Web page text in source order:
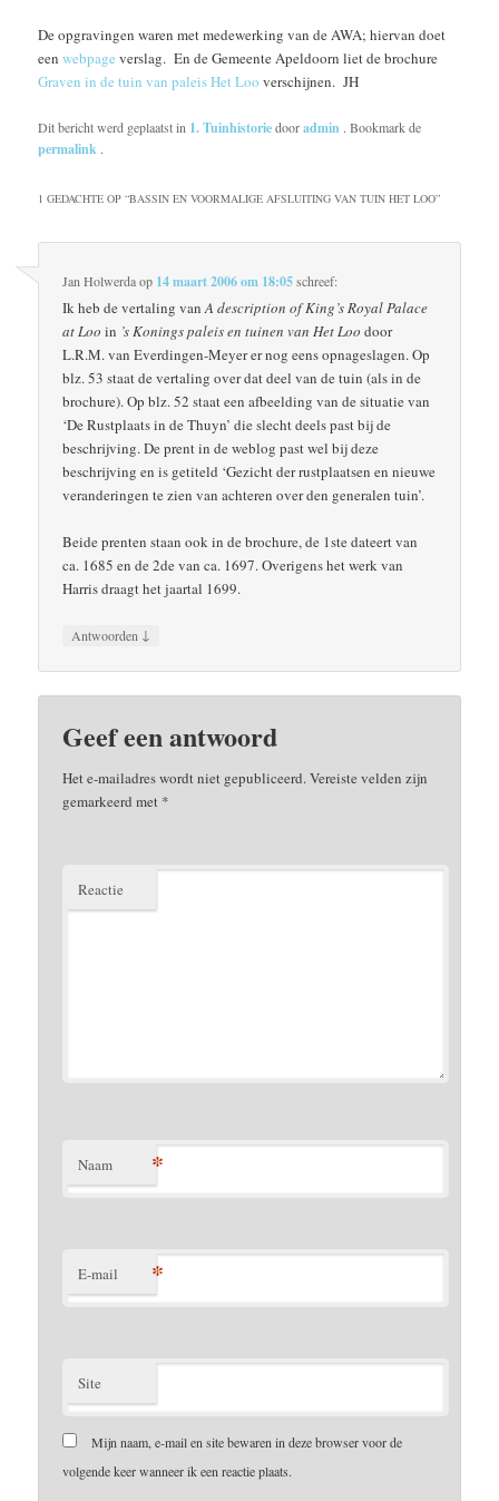
De opgravingen waren met medewerking van de AWA; hiervan doet
eenwebpage verslag. En de Gemeente Apeldoorn liet de brochure
Graven in de tuin van paleis Het Loo verschijnen. JH
Dit bericht werd geplaatst in 1. Tuinhistoriedooradmin . Bookmark de
permalink .
1 GEDACHTE OP “BASSIN EN VOORMALIGE AFSLUITING VAN TUIN HET LOO”
Jan Holwerdaop 14 maart 2006 om 18:05schreef:
Ik heb de vertaling vanA description of King’s Royal Palace
at Loo in ’s Konings paleis en tuinen van Het Loo door
L.R.M. van Everdingen-Meyer er nog eens opnageslagen. Op
blz. 53 staat de vertaling over dat deel van de tuin (als in de
brochure). Op blz. 52 staat een afbeelding van de situatie van
‘De Rustplaats in de Thuyn’ die slecht deels past bij de
beschrijving. De prent in de weblog past wel bij deze
beschrijving en is getiteld ‘Gezicht der rustplaatsen en nieuwe
veranderingen te zien van achteren over den generalen tuin’.
Beide prenten staan ook in de brochure, de 1ste dateert van
ca. 1685 en de 2de van ca. 1697. Overigens het werk van
Harris draagt het jaartal 1699.
Antwoorden ↓
Geef een antwoord
Het e-mailadres wordt niet gepubliceerd.Vereiste velden zijn
gemarkeerd met *
Reactie
Naam *
E-mail *
Site
Mijn naam, e-mail en site bewaren in deze browser voor de
volgende keer wanneer ik een reactie plaats.